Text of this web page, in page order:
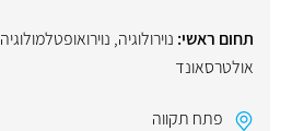
תחום ראשי: נוירולוגיה, נוירואופטלמולוגיה
אולטרסאונד
פתח תקווה